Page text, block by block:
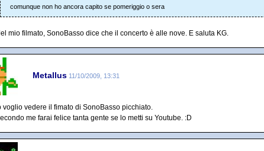
comunque non ho ancora capito se pomeriggio o sera
mio filmato, SonoBasso dice che il concerto è alle nove. E saluta KG.
Metallus 11/10/2009, 13:31
voglio vedere il fimato di SonoBasso picchiato.
me farai felice tanta gente se lo metti su Youtube. :D